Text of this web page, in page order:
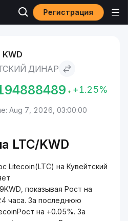
Регистрация
Litecoin to Кувейтский динар
KWD
ДИНАР
+1.25%
Aug 7, 2026, 03:00:00
LTC/KWD
Litecoin(LTC) на Кувейтский
показывая Рост на
часа. За последнюю
на +0.05%. За